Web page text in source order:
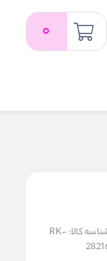
0
کالا: RK-